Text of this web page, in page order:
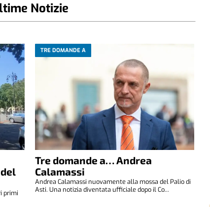
Notizie
primi
TRE DOMANDE A
Tre domande a… Andrea
Calamassi
Andrea Calamassi nuovamente alla mossa del Palio di
Asti. Una notizia diventata ufficiale dopo il Co...